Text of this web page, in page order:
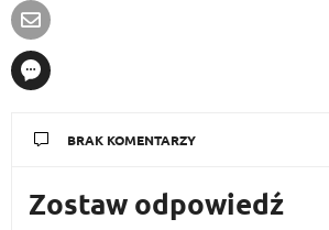
BRAK KOMENTARZY
Zostaw odpowiedź